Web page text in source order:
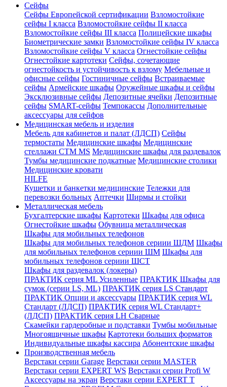
Сейфы
Сейфы Европейской сертификации Взломостойкие
сейфы I класса Взломостойкие сейфы II класса
Взломостойкие сейфы III класса Полицейские шкафы
Биометрические замки Взломостойкие сейфы IV класса
Взломостойкие сейфы V класса Огнестойкие сейфы
Огнестойкие картотеки Сейфы, сочетающие
огнестойкость и устойчивость к взлому Мебельные и
офисные сейфы Гостиничные сейфы Встраиваемые
сейфы Армейские шкафы Оружейные шкафы и сейфы
Эксклюзивные сейфы Депозитные ячейки Депозитные
сейфы SMART-сейфы Темпокассы Дополнительные
аксессуары для сейфов
Медицинская мебель и изделия
Мебель для кабинетов и палат (ЛДСП) Сейфы
термостаты Медицинские шкафы Медицинские
стеллажи CTM MS Медицинские шкафы для раздевалок
Тумбы медицинские подкатные Медицинские столики
Медицинские кровати
HILFE
Кушетки и банкетки медицинские Тележки для
перевозки больных Аптечки Ширмы и стойки
Металлическая мебель
Бухгалтерские шкафы Картотеки Шкафы для офиса
Огнестойкие шкафы Обувница металлическая
Шкафы для мобильных телефонов
Шкафы для мобильных телефонов сериии ШДМ Шкафы
для мобильных телефонов сериии ШМ Шкафы для
мобильных телефонов сериии ШСТ
Шкафы для раздевалок (локеры)
ПРАКТИК серия ML Усиленные ПРАКТИК Шкафы для
сумок (серии LS, ML) ПРАКТИК cерия LS Стандарт
ПРАКТИК Опции и аксессуары ПРАКТИК серия WL
Стандарт (ЛДСП) ПРАКТИК серия WL Стандарт+
(ЛДСП) ПРАКТИК серия LH Сварные
Скамейки гардеробные и подставки Тумбы мобильные
Многоящичные шкафы Картотеки больших форматов
Индивидуальные шкафы кассира Абонентские шкафы
Производственная мебель
Верстаки серии Garage Верстаки серии MASTER
Верстаки серии EXPERT WS Верстаки серии Profi W
Аксессуары на экран Верстаки серии EXPERT T